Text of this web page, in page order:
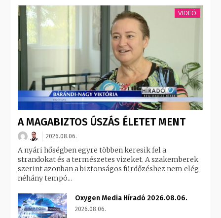
VIDEÓ
A MAGABIZTOS ÚSZÁS ÉLETET MENT
2026.08.06.
A nyári hőségben egyre többen keresik fel a
strandokat és a természetes vizeket. A szakemberek
szerint azonban a biztonságos fürdőzéshez nem elég
néhány tempó...
Oxygen Media Híradó 2026.08.06.
2026.08.06.